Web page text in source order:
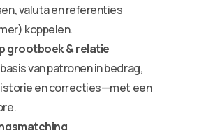
valuta en referenties
koppelen.
grootboek & relatie
van patronen in bedrag,
en correcties—met een